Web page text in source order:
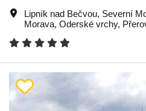
Lipník nad Bečvou, Severní
Morava, Oderské vrchy,